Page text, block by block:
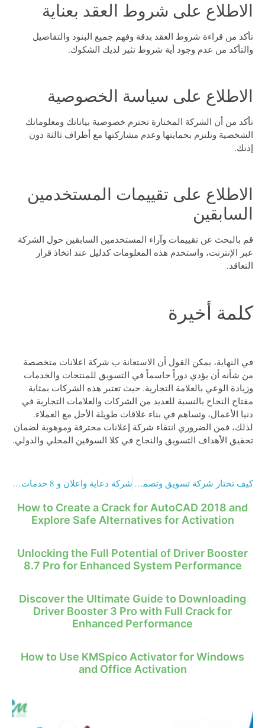
الاطلاع على شروط العقد بعناية
تأكد من قراءة شروط العقد بدقة وفهم جميع البنود والتفاصيل
والتأكد من عدم وجود أية شروط تثير لديك الشكوك.
الاطلاع على سياسة الخصوصية
تأكد من أن الشركة المختارة تحترم خصوصية بياناتك ومعلوماتك
الشخصية وتلتزم بحمايتها وعدم مشاركتها مع أطراف ثالثة دون
إذنك.
الاطلاع على تقييمات المستخدمين
السابقين
قم بالبحث عن تقييمات وآراء المستخدمين السابقين حول الشركة
عبر الإنترنت، واستخدم هذه المعلومات كدليل عند اتخاذ قرار
التعاقد.
كلمة أخيرة
في النهاية، يمكن القول أن الاستعانة ب شركة اعلانات متخصصة
من شأنه أن يؤدي دوراً حاسماً في التسويق للمنتجات والخدمات
وزيادة الوعي بالعلامة التجارية. حيث تعتبر هذه الشركات بمثابة
مفتاح النجاح بالنسبة للعديد من الشركات والعلامات التجارية في
دنيا الأعمال، وتساهم في بناء علاقات طويلة الأجل مع العملاء.
لذلك، فمن الضروري انتقاء شركة إعلانات محترفة وموهوبة لضمان
تحقيق الأهداف التسويق والنجاح في كلا السوقين المحلي والدولي.
كيف تختار شركة تسويق وتصميم مناسبة في 6 نقاط شركة دعاية واعلان و 8 خدمات مهمة تضمن لك النجاح
How to Create a Crack for AutoCAD 2018 and
Explore Safe Alternatives for Activation
Unlocking the Full Potential of Driver Booster
8.7 Pro for Enhanced System Performance
Discover the Ultimate Guide to Downloading
Driver Booster 3 Pro with Full Crack for
Enhanced Performance
How to Use KMSpico Activator for Windows
and Office Activation